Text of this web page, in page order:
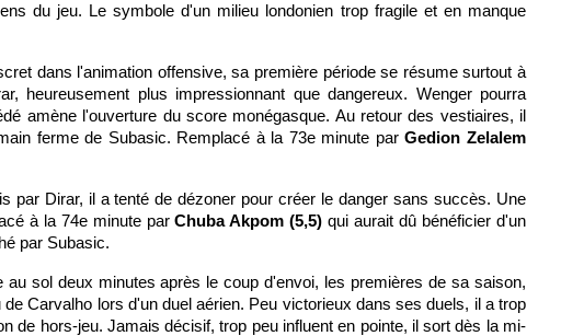
du jeu. Le symbole d'un milieu londonien trop fragile et en manque
dans l'animation offensive, sa première période se résume surtout à
heureusement plus impressionnant que dangereux. Wenger pourra
amène l'ouverture du score monégasque. Au retour des vestiaires, il
ferme de Subasic. Remplacé à la 73e minute parGedion Zelalem
par Dirar, il a tenté de dézoner pour créer le danger sans succès. Une
à la 74e minute parChuba Akpom (5,5) qui aurait dû bénéficier d'un
par Subasic.
sol deux minutes après le coup d'envoi, les premières de sa saison,
Carvalho lors d'un duel aérien. Peu victorieux dans ses duels, il a trop
de hors-jeu. Jamais décisif, trop peu influent en pointe, il sort dès la mi-